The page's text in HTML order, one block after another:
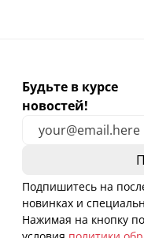
Будьте в курсе
новостей!
Подпишитесь на
новинках и
Нажимая на кнопку